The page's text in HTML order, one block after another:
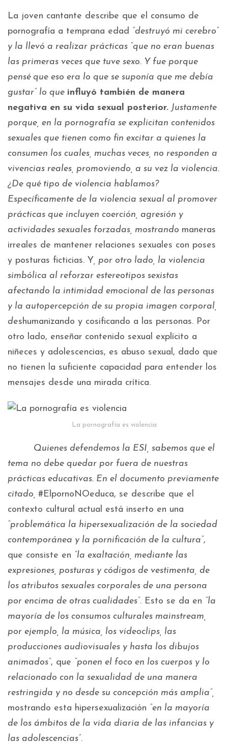
La joven cantante describe que el consumo de
pornografía a temprana edad
destruyó mi cerebro
y la llevó a realizar prácticas “que no eran buenas
las primeras veces que tuve sexo. Y fue porque
pensé que eso era lo que se suponía que me debía
gustar” lo que influyó también de manera
negativa en su vida sexual posterior. Justamente
porque, en la pornografía se explicitan contenidos
sexuales que tienen como fin excitar a quienes la
consumen los cuales, muchas veces, no responden a
vivencias reales, promoviendo, a su vez la violencia.
¿De qué tipo de violencia hablamos?
Específicamente de la violencia sexual al promover
prácticas que incluyen coerción, agresión y
actividades sexuales forzadas, mostrando maneras
irreales de mantener relaciones sexuales con poses
y posturas ficticias. Y , por otro lado, la violencia
simbólica al reforzar estereotipos sexistas
afectando la intimidad emocional de las personas
y la autopercepción de su propia imagen corporal,
deshumanizando y cosificando a las personas. Por
otro lado, enseñar contenido sexual explícito a
niñeces y adolescencias, es abuso sexual, dado que
no tienen la suficiente capacidad para entender los
mensajes desde una mirada crítica.
La pornografía es violencia
Quienes defendemos la ESI, sabemos que el
tema no debe quedar por fuera de nuestras
prácticas educativas. En el documento previamente
citado, #ElpornoNOeduca, se describe que el
contexto cultural actual está inserto en una
problemática la hipersexualización de la sociedad
contemporánea y la pornificación de la cultura” ,
que consiste en
“la exaltación, mediante las
expresiones, posturas y códigos de vestimenta, de
los atributos sexuales corporales de una persona
por encima de otras cualidades”. Esto se da en
“la
mayoría de los consumos culturales mainstream,
por ejemplo, la música, los videoclips, las
producciones audiovisuales y hasta los dibujos
animados” , que
“ponen el foco en los cuerpos y lo
relacionado con la sexualidad de una manera
restringida y no desde su concepción más amplia”,
mostrando esta hipersexualización
“en la mayoría
de los ámbitos de la vida diaria de las infancias y
las adolescencias”.